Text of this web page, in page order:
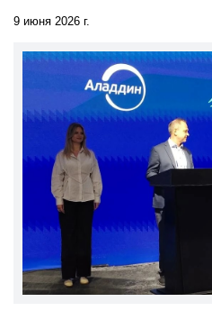
9 июня 2026 г.